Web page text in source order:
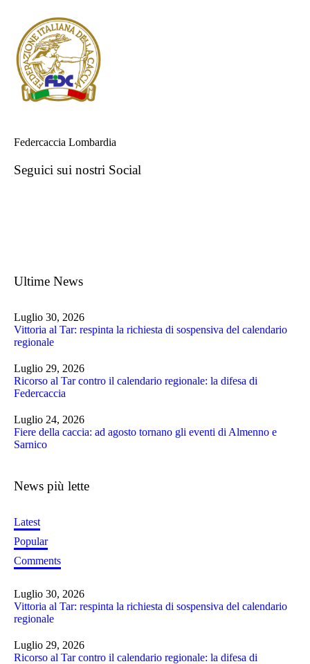
Federcaccia Lombardia
Seguici sui nostri Social
Ultime News
Luglio 30, 2026
Vittoria al Tar: respinta la richiesta di sospensiva del calendario
regionale
Luglio 29, 2026
Ricorso al Tar contro il calendario regionale: la difesa di
Federcaccia
Luglio 24, 2026
Fiere della caccia: ad agosto tornano gli eventi di Almenno e
Sarnico
News più lette
Latest
Popular
Comments
Luglio 30, 2026
Vittoria al Tar: respinta la richiesta di sospensiva del calendario
regionale
Luglio 29, 2026
Ricorso al Tar contro il calendario regionale: la difesa di